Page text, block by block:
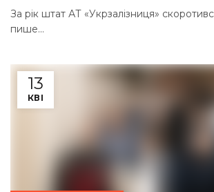
За рік штат АТ «Укрзалізниця»
пише...
13
КВІ